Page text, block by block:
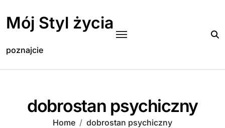
content
Mój Styl życia
poznajcie
dobrostan psychiczny
Home dobrostan psychiczny